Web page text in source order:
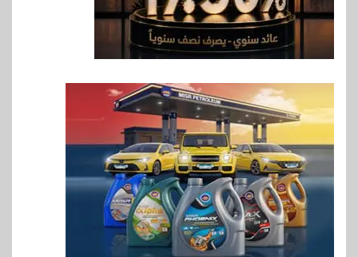
العالمي للشباب ويقدم العديد من
العروض المجانية
بنك QNB مصر يعزز جاهزية
المشروعات الصغيرة والمتوسطة
للنمو والتوسع
9 اخبار
فيكسد مصر و”حلول” تتشاركان
في تطوير أول منصة للسياحة
الصحية في مصر والشرق الأوسط
وأفريقيا Tour4Cure